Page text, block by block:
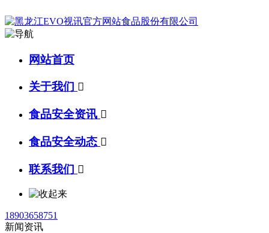
网站首页
关于我们 
食品安全资讯 
食品安全动态 
联系我们 
18903658751
新闻资讯